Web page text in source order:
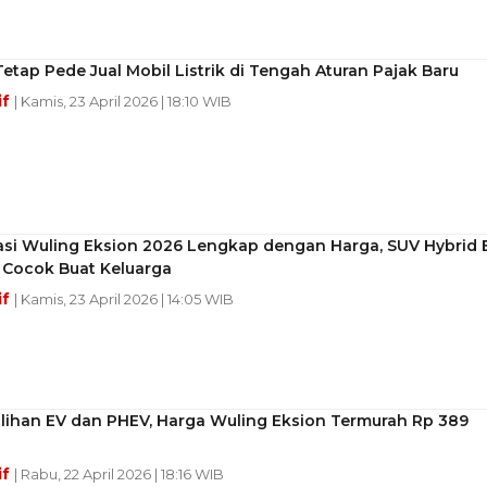
Pede Jual Mobil Listrik di Tengah Aturan Pajak Baru
| Kamis, 23 April 2026 | 18:10 WIB
Wuling Eksion 2026 Lengkap dengan Harga, SUV Hybrid
Buat Keluarga
| Kamis, 23 April 2026 | 14:05 WIB
EV dan PHEV, Harga Wuling Eksion Termurah Rp 389
| Rabu, 22 April 2026 | 18:16 WIB